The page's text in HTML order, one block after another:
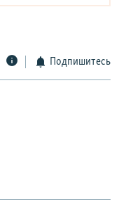
Подпишитесь